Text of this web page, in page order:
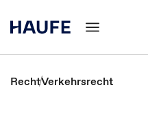
RechtVerkehrsrecht